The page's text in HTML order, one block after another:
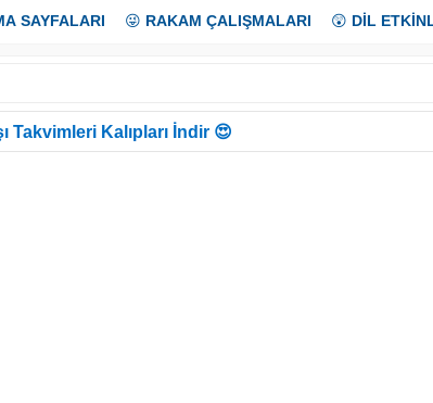
SAYFALARI 😜 RAKAM ÇALIŞMALARI 😲 DİL
Takvimleri Kalıpları İndir 😍